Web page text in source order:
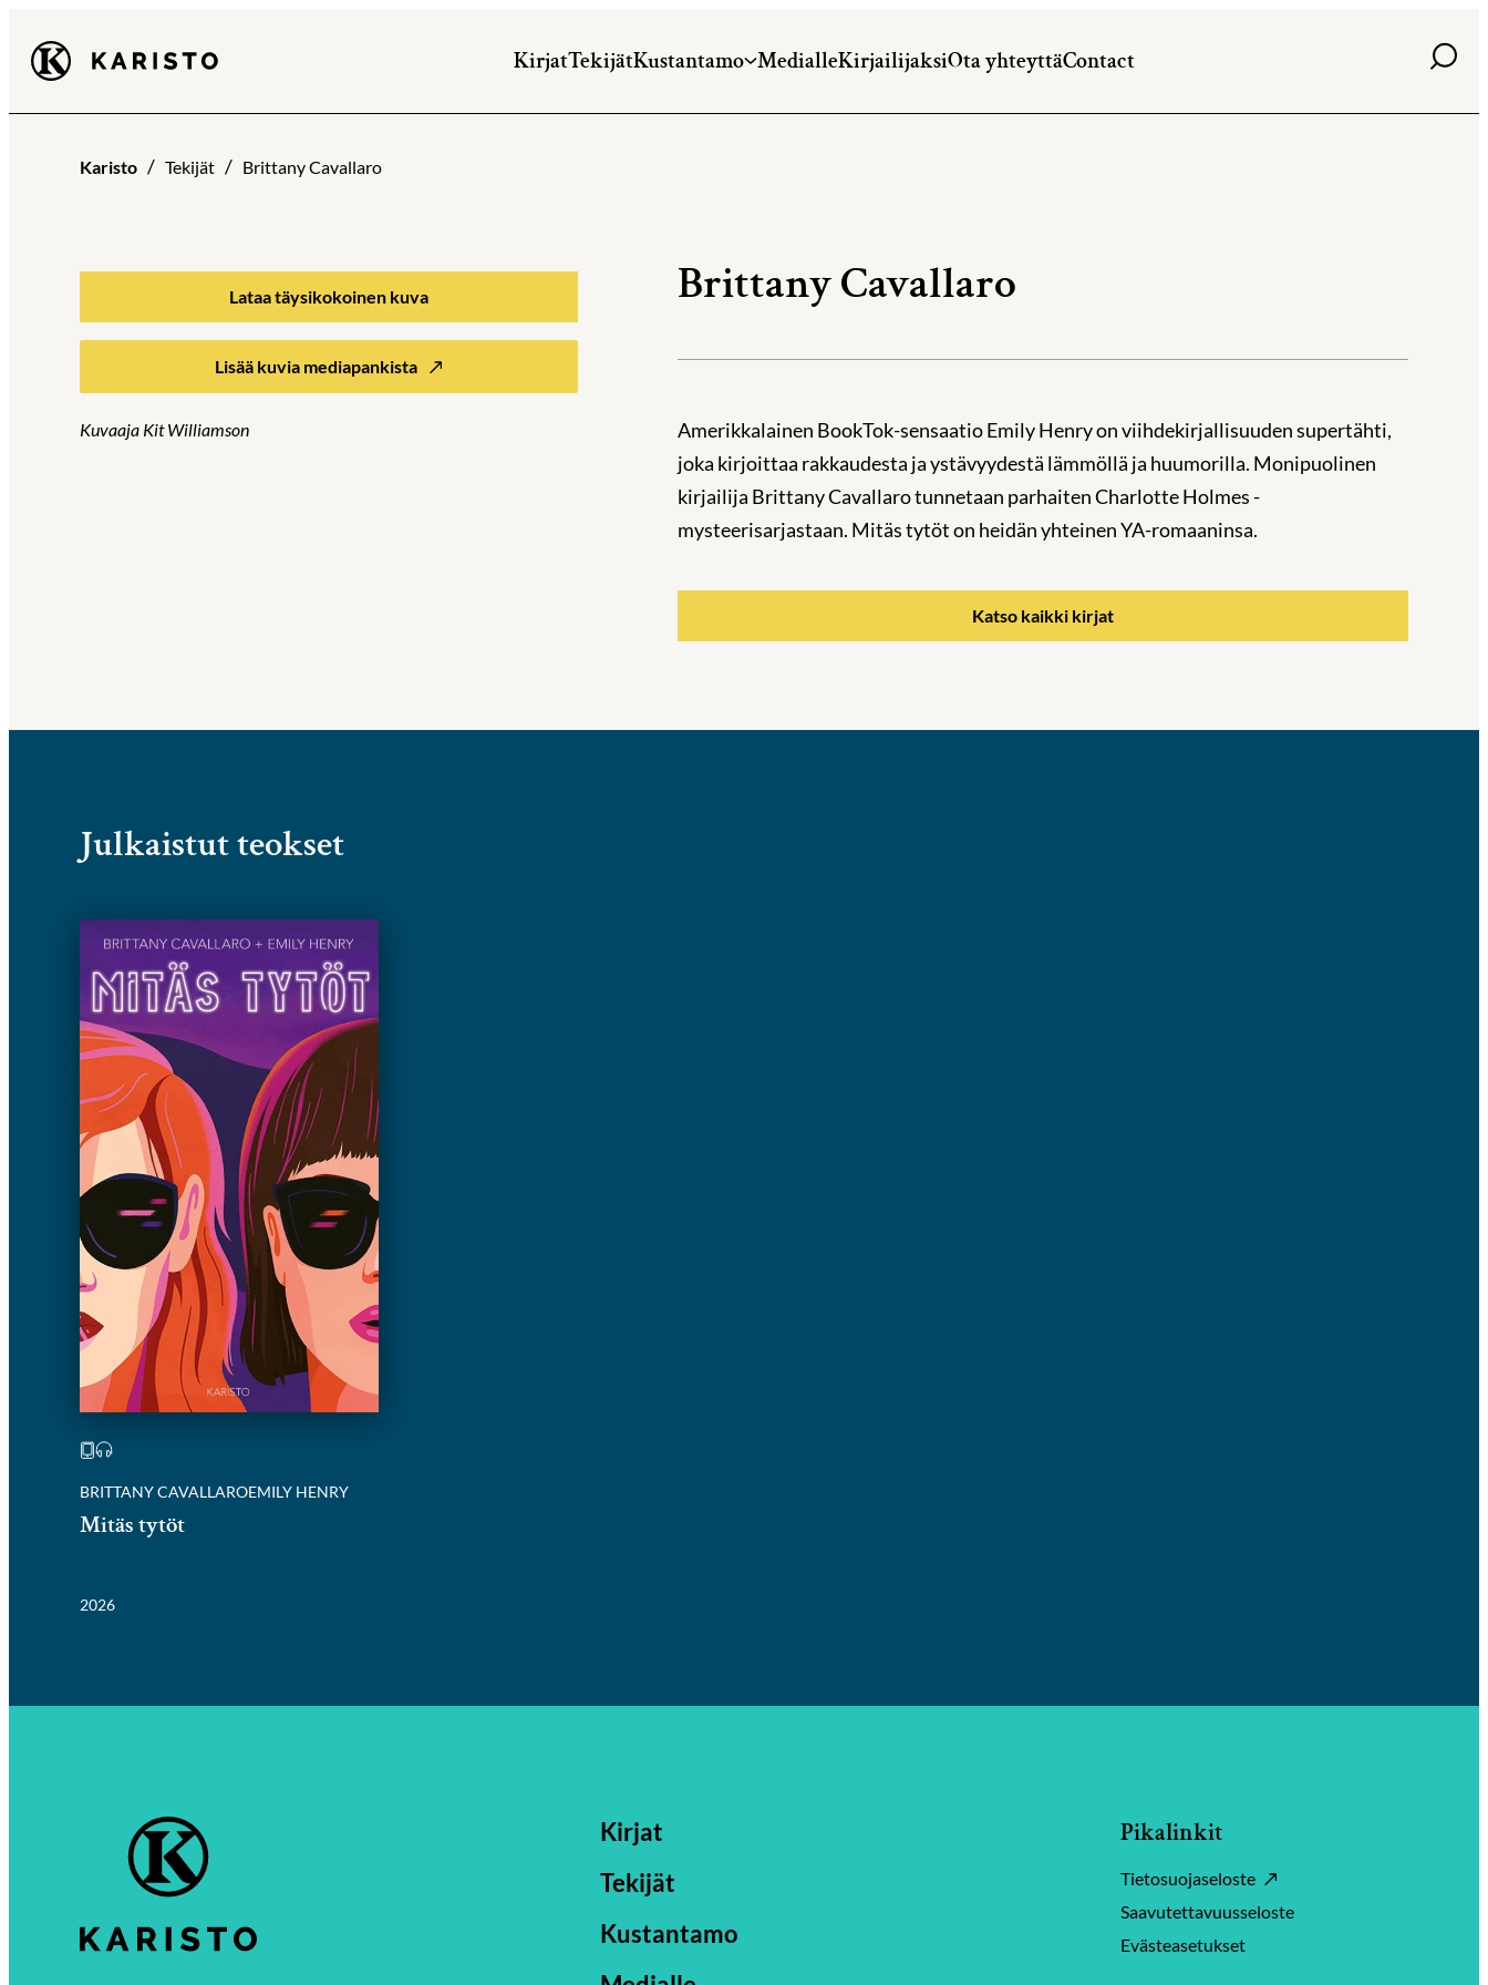
suoraan
Karisto KirjatTekijätKustantamo MedialleKirjailijaksiOta yhteyttäContact Haku
Karisto Tekijät Brittany Cavallaro
Lataa täysikokoinen kuva
Lisää kuvia mediapankista
Kuvaaja Kit Williamson
Brittany Cavallaro
Amerikkalainen BookTok-sensaatio Emily Henry on viihdekirjallisuuden supertähti,
joka kirjoittaa rakkaudesta ja ystävyydestä lämmöllä ja huumorilla. Monipuolinen
kirjailija Brittany Cavallaro tunnetaan parhaiten Charlotte Holmes -
mysteerisarjastaan. Mitäs tytöt on heidän yhteinen YA-romaaninsa.
Katso kaikki kirjat
Julkaistut teokset
BRITTANY CAVALLAROEMILY HENRY
Mitäs tytöt
2026
Kirjat
Tekijät
Kustantamo
Pikalinkit
Tietosuojaseloste
Saavutettavuusseloste
Evästeasetukset